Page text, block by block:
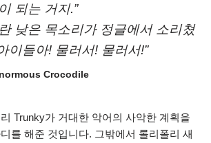
되는 거지.”
낮은 목소리가 정글에서 소리쳤
이들아! 물러서! 물러서!”
Crocodile
Trunky가 거대한 악어의 사악한 계획을
를 해준 것입니다. 그밖에서 롤리폴리 새